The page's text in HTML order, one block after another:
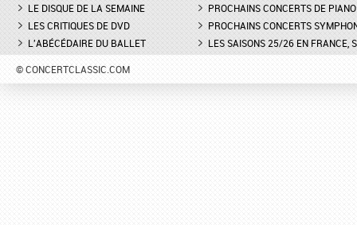
LE DISQUE DE LA SEMAINE
LES CRITIQUES DE DVD
L'ABÉCÉDAIRE DU BALLET
PROCHAINS CONCERTS DE PIANO
PROCHAINS CONCERTS
LES SAISONS 25/26 EN FRANCE,
© CONCERTCLASSIC.COM